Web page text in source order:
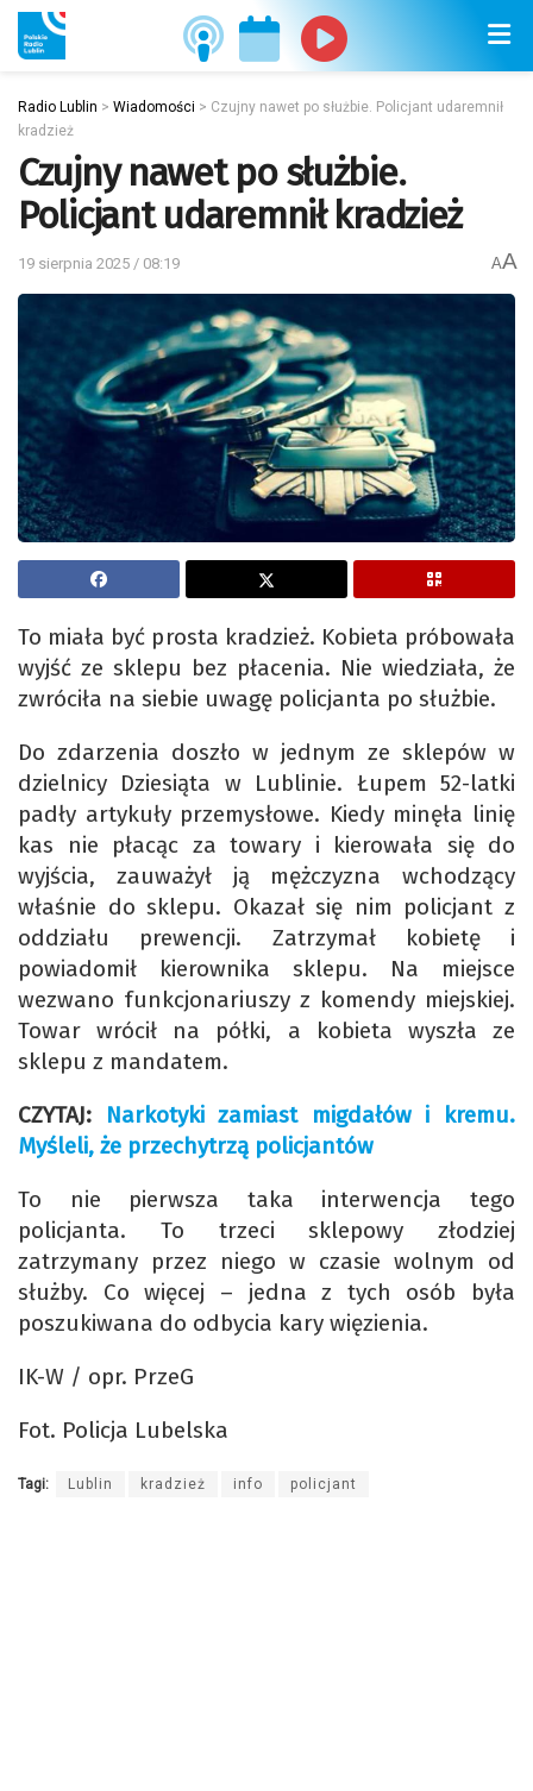
Radio Lublin > Wiadomości > Czujny nawet po służbie. Policjant udaremnił
kradzież
Czujny nawet po służbie.
Policjant udaremnił kradzież
19 sierpnia 2025 / 08:19 AA
To miała być prosta kradzież. Kobieta próbowała
wyjść ze sklepu bez płacenia. Nie wiedziała, że
zwróciła na siebie uwagę policjanta po służbie.
Do zdarzenia doszło w jednym ze sklepów w
dzielnicy Dziesiąta w Lublinie. Łupem 52-latki
padły artykuły przemysłowe. Kiedy minęła linię
kas nie płacąc za towary i kierowała się do
wyjścia, zauważył ją mężczyzna wchodzący
właśnie do sklepu. Okazał się nim policjant z
oddziału prewencji. Zatrzymał kobietę i
powiadomił kierownika sklepu. Na miejsce
wezwano funkcjonariuszy z komendy miejskiej.
Towar wrócił na półki, a kobieta wyszła ze
sklepu z mandatem.
CZYTAJ:
Narkotyki zamiast migdałów i kremu.
Myśleli, że przechytrzą policjantów
To nie pierwsza taka interwencja tego
policjanta. To trzeci sklepowy złodziej
zatrzymany przez niego w czasie wolnym od
służby. Co więcej – jedna z tych osób była
poszukiwana do odbycia kary więzienia.
IK-W / opr. PrzeG
Fot. Policja Lubelska
Tagi: Lublin kradzież info policjant